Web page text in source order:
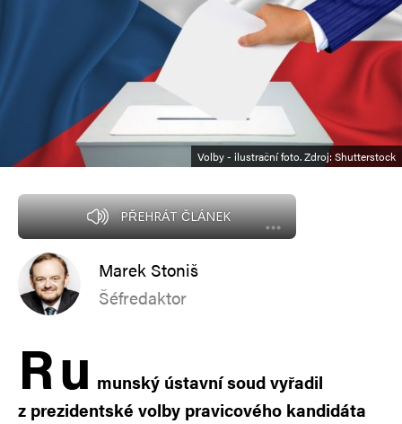
Volby - ilustrační foto. Zdroj: Shutterstock
PŘEHRÁT ČLÁNEK
Marek Stoniš
Šéfredaktor
Ru munský ústavní soud vyřadil
z prezidentské volby pravicového kandidáta